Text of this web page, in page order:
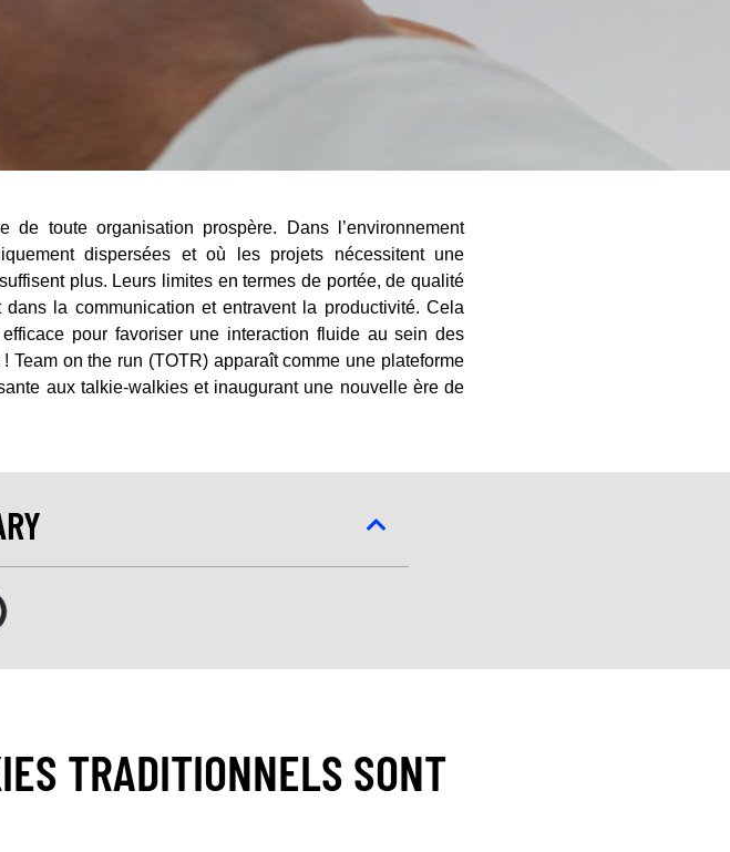
toute organisation prospère. Dans l’environnement
dispersées et où les projets nécessitent une
plus. Leurs limites en termes de portée, de qualité
la communication et entravent la productivité. Cela
pour favoriser une interaction fluide au sein des
Team on the run (TOTR) apparaît comme une plateforme
aux talkie-walkies et inaugurant une nouvelle ère de
TRADITIONNELS SONT